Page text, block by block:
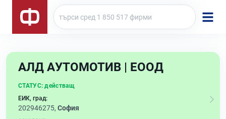
АЛД АУТОМОТИВ | ЕООД
СТАТУС: действащ
ЕИК, град:
202946275, София